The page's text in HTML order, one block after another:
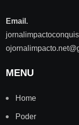
Email.
MENU
Home
Poder